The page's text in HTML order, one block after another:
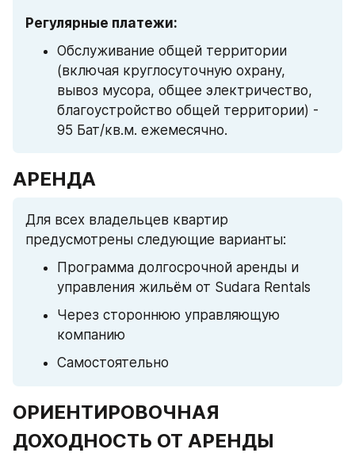
Регулярные платежи:
Обслуживание общей территории
(включая круглосуточную охрану,
вывоз мусора, общее электричество,
благоустройство общей территории) -
95 Бат/кв.м. ежемесячно.
АРЕНДА
Для всех владельцев квартир
предусмотрены следующие варианты:
Программа долгосрочной аренды и
управления жильём от Sudara Rentals
Через стороннюю управляющую
компанию
Самостоятельно
ОРИЕНТИРОВОЧНАЯ
ДОХОДНОСТЬ ОТ АРЕНДЫ